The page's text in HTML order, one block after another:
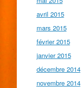
avril 2015
mars 2015
février 2015
janvier 2015
décembre 2014
novembre 2014